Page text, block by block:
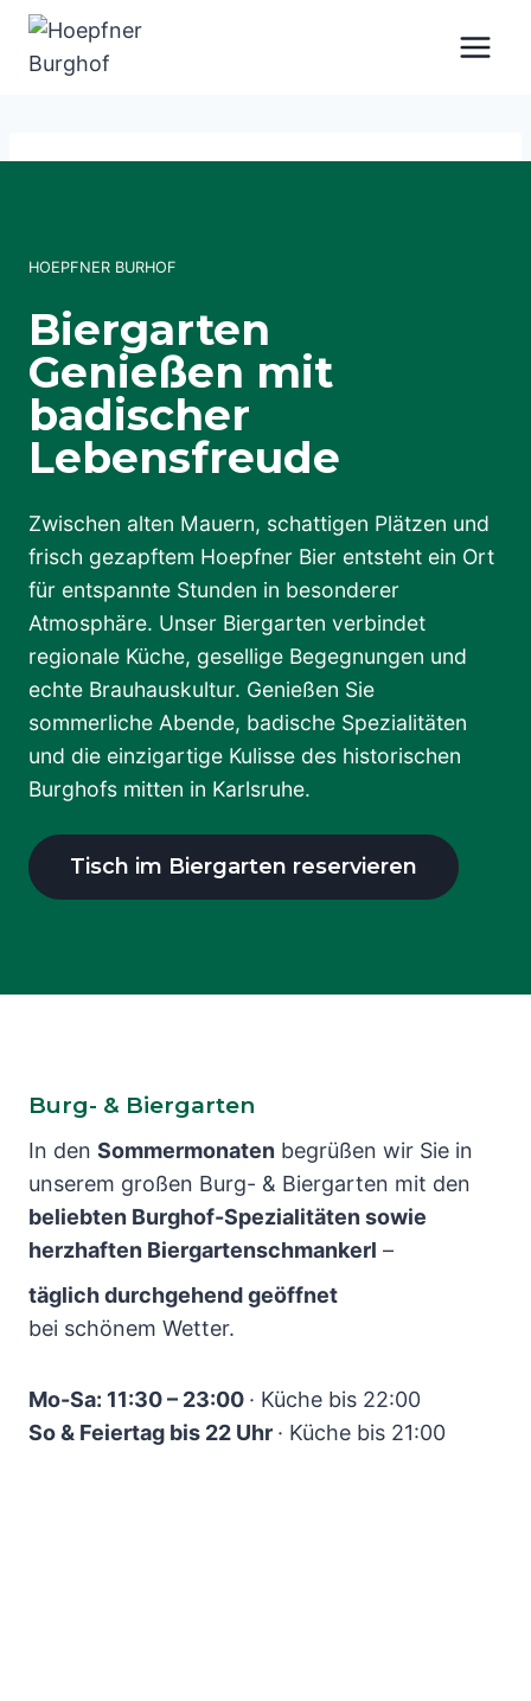
Zum
springen
HOEPFNER BURHOF
Biergarten
Genießen mit
badischer
Lebensfreude
Zwischen alten Mauern, schattigen Plätzen und
frisch gezapftem Hoepfner Bier entsteht ein Ort
für entspannte Stunden in besonderer
Atmosphäre. Unser Biergarten verbindet
regionale Küche, gesellige Begegnungen und
echte Brauhauskultur. Genießen Sie
sommerliche Abende, badische Spezialitäten
und die einzigartige Kulisse des historischen
Burghofs mitten in Karlsruhe.
Tisch im Biergarten reservieren
Burg- & Biergarten
In den Sommermonaten begrüßen wir Sie in
unserem großen Burg- & Biergarten mit den
beliebten Burghof-Spezialitäten sowie
herzhaften Biergartenschmankerl –
täglich durchgehend geöffnet
bei schönem Wetter.
Mo-Sa: 11:30 – 23:00 · Küche bis 22:00
So & Feiertag bis 22 Uhr · Küche bis 21:00